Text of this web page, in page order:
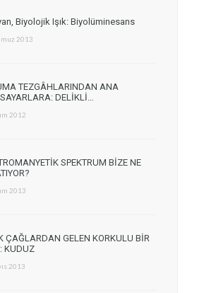
Biyolojik Işık: Biyolüminesans
2013
TEZGÂHLARINDAN ANA
DELİKLİ…
2012
SPEKTRUM BİZE NE
2013
ÇAĞLARDAN GELEN KORKULU BİR
KUDUZ
2013